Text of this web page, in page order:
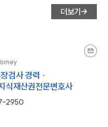
더보기
검사 경력 ·
식재산권전문변호사
2950